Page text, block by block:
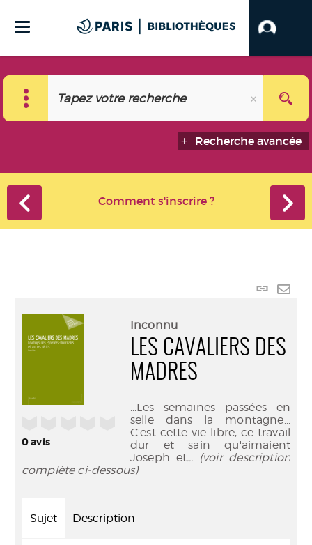
Recherche avancée
Comment s'inscrire ?
Lien
mail
0avis
Inconnu
LES CAVALIERS DES
MADRES
...Les semaines passées en
selle dans la montagne...
C'est cette vie libre, ce travail
dur et sain qu'aimaient
Joseph et... (voir description
complète ci-dessous)
Sujet Description